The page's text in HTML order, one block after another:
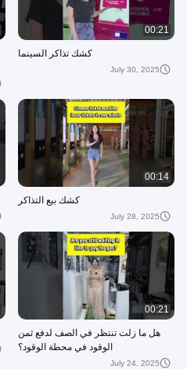
00:21
كشك تذاكر السينما
July 30, 2025
00:14
كشك بيع التذاكر
July 28, 2025
00:21
هل ما زلت تنتظر في الصف لدفع ثمن
الوقود في محطة الوقود؟
July 24, 2025